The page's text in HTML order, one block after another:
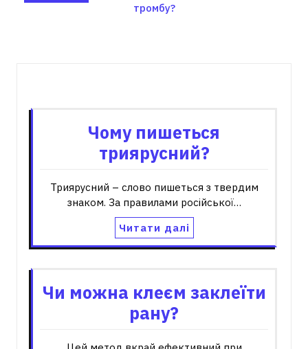
тромбу?
Чому пишеться
триярусний?
Триярусний – слово пишеться з твердим
знаком. За правилами російської…
Читати далі
Чи можна клеєм заклеїти
рану?